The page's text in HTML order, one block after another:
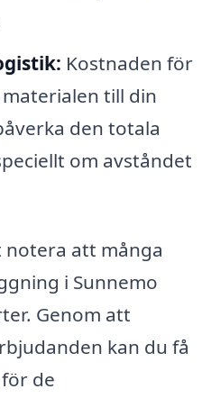
Kostnaden för
till din
den totala
om avståndet
notera att många
i Sunnemo
Genom att
kan du få
de